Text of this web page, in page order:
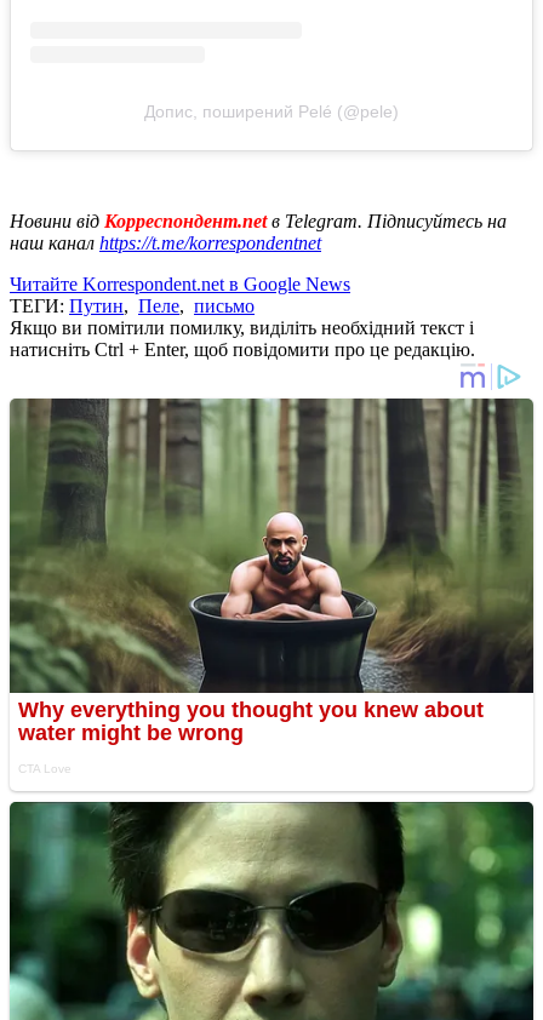
Допис, поширений Pelé (@pele)
Новини від Корреспондент.netв Telegram. Підписуйтесь на
наш канал https://t.me/korrespondentnet
Читайте Korrespondent.net в Google News
ТЕГИ: Путин, Пеле, письмо
Якщо ви помітили помилку, виділіть необхідний текст і
натисніть Ctrl + Enter, щоб повідомити про це редакцію.